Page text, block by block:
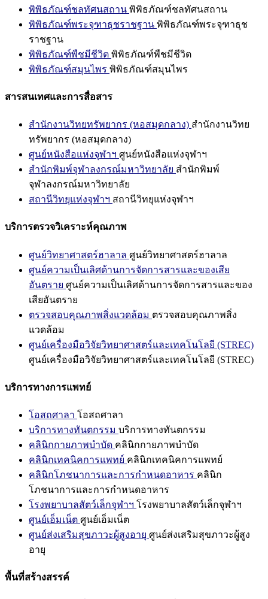
พิพิธภัณฑ์ชลทัศนสถาน พิพิธภัณฑ์ชลทัศนสถาน
พิพิธภัณฑ์พระจุฑาธุชราชฐาน พิพิธภัณฑ์พระจุฑาธุช
ราชฐาน
พิพิธภัณฑ์พืชมีชีวิต พิพิธภัณฑ์พืชมีชีวิต
พิพิธภัณฑ์สมุนไพร พิพิธภัณฑ์สมุนไพร
สารสนเทศและการสื่อสาร
สำนักงานวิทยทรัพยากร (หอสมุดกลาง) สำนักงานวิทย
ทรัพยากร (หอสมุดกลาง)
ศูนย์หนังสือแห่งจุฬาฯ ศูนย์หนังสือแห่งจุฬาฯ
สำนักพิมพ์จุฬาลงกรณ์มหาวิทยาลัย สำนักพิมพ์
จุฬาลงกรณ์มหาวิทยาลัย
สถานีวิทยุแห่งจุฬาฯ สถานีวิทยุแห่งจุฬาฯ
บริการตรวจวิเคราะห์คุณภาพ
ศูนย์วิทยาศาสตร์ฮาลาล ศูนย์วิทยาศาสตร์ฮาลาล
ศูนย์ความเป็นเลิศด้านการจัดการสารและของเสีย
อันตราย ศูนย์ความเป็นเลิศด้านการจัดการสารและของ
เสียอันตราย
ตรวจสอบคุณภาพสิ่งแวดล้อม ตรวจสอบคุณภาพสิ่ง
แวดล้อม
ศูนย์เครื่องมือวิจัยวิทยาศาสตร์และเทคโนโลยี (STREC)
ศูนย์เครื่องมือวิจัยวิทยาศาสตร์และเทคโนโลยี (STREC)
บริการทางการแพทย์
โอสถศาลา โอสถศาลา
บริการทางทันตกรรม บริการทางทันตกรรม
คลินิกกายภาพบำบัด คลินิกกายภาพบำบัด
คลินิกเทคนิคการแพทย์ คลินิกเทคนิคการแพทย์
คลินิกโภชนาการและการกำหนดอาหาร คลินิก
โภชนาการและการกำหนดอาหาร
โรงพยาบาลสัตว์เล็กจุฬาฯ โรงพยาบาลสัตว์เล็กจุฬาฯ
ศูนย์เอ็มเน็ต ศูนย์เอ็มเน็ต
ศูนย์ส่งเสริมสุขภาวะผู้สูงอายุ ศูนย์ส่งเสริมสุขภาวะผู้สูง
อายุ
พื้นที่สร้างสรรค์